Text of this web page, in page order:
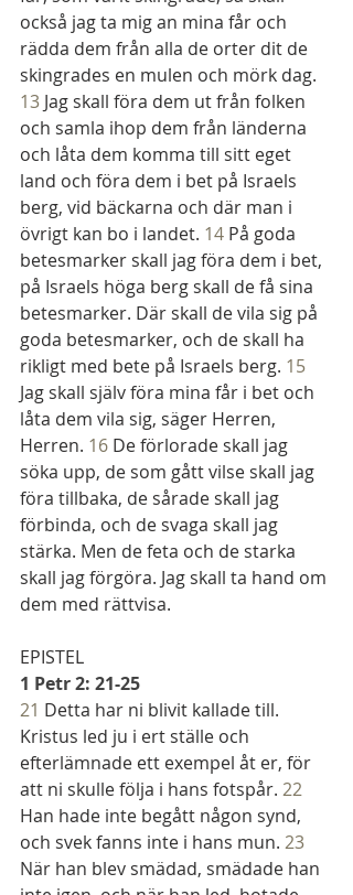
också jag ta mig an mina får och
rädda dem från alla de orter dit de
skingrades en mulen och mörk dag.
13 Jag skall föra dem ut från folken
och samla ihop dem från länderna
och låta dem komma till sitt eget
land och föra dem i bet på Israels
berg, vid bäckarna och där man i
övrigt kan bo i landet. 14 På goda
betesmarker skall jag föra dem i bet,
på Israels höga berg skall de få sina
betesmarker. Där skall de vila sig på
goda betesmarker, och de skall ha
rikligt med bete på Israels berg. 15
Jag skall själv föra mina får i bet och
låta dem vila sig, säger Herren,
Herren. 16 De förlorade skall jag
söka upp, de som gått vilse skall jag
föra tillbaka, de sårade skall jag
förbinda, och de svaga skall jag
stärka. Men de feta och de starka
skall jag förgöra. Jag skall ta hand om
dem med rättvisa.
EPISTEL
1 Petr 2: 21-25
21 Detta har ni blivit kallade till.
Kristus led ju i ert ställe och
efterlämnade ett exempel åt er, för
att ni skulle följa i hans fotspår. 22
Han hade inte begått någon synd,
och svek fanns inte i hans mun. 23
När han blev smädad, smädade han